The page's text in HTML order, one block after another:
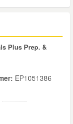
Plus Prep. &
EP1051386